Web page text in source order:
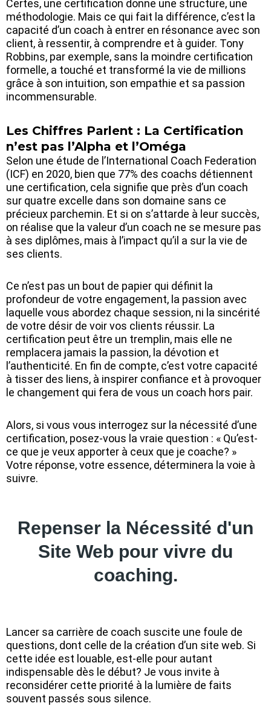
Certes, une certification donne une structure, une
méthodologie. Mais ce qui fait la différence, c’est la
capacité d’un coach à entrer en résonance avec son
client, à ressentir, à comprendre et à guider. Tony
Robbins, par exemple, sans la moindre certification
formelle, a touché et transformé la vie de millions
grâce à son intuition, son empathie et sa passion
incommensurable.
Les Chiffres Parlent : La Certification
n’est pas l’Alpha et l’Oméga
Selon une étude de l’International Coach Federation
(ICF) en 2020, bien que 77% des coachs détiennent
une certification, cela signifie que près d’un coach
sur quatre excelle dans son domaine sans ce
précieux parchemin. Et si on s’attarde à leur succès,
on réalise que la valeur d’un coach ne se mesure pas
à ses diplômes, mais à l’impact qu’il a sur la vie de
ses clients.
Ce n’est pas un bout de papier qui définit la
profondeur de votre engagement, la passion avec
laquelle vous abordez chaque session, ni la sincérité
de votre désir de voir vos clients réussir. La
certification peut être un tremplin, mais elle ne
remplacera jamais la passion, la dévotion et
l’authenticité. En fin de compte, c’est votre capacité
à tisser des liens, à inspirer confiance et à provoquer
le changement qui fera de vous un coach hors pair.
Alors, si vous vous interrogez sur la nécessité d’une
certification, posez-vous la vraie question : « Qu’est-
ce que je veux apporter à ceux que je coache? »
Votre réponse, votre essence, déterminera la voie à
suivre.
Repenser la Nécessité d'un
Site Web pour vivre du
coaching.
Lancer sa carrière de coach suscite une foule de
questions, dont celle de la création d’un site web. Si
cette idée est louable, est-elle pour autant
indispensable dès le début? Je vous invite à
reconsidérer cette priorité à la lumière de faits
souvent passés sous silence.